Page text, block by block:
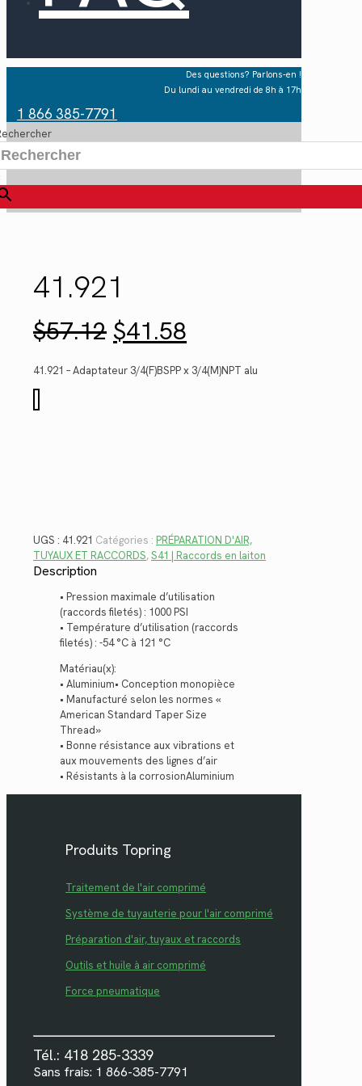
Des questions? Parlons-en !
Du lundi au vendredi de 8h à 17h
1 866 385-7791
41.921
$57.12 Le
prix
initial
était :
$41.58prix
actuel
est :
41.921 – Adaptateur 3/4(F)BSPP x 3/4(M)NPT alu
de
UGS : 41.921 Catégories : PRÉPARATION D'AIR,
TUYAUX ET RACCORDS,S41 | Raccords en laiton
Description
• Pression maximale d’utilisation
(raccords filetés) : 1000 PSI
• Température d’utilisation (raccords
filetés) : -54 °C à 121 °C
Matériau(x):
• Aluminium• Conception monopièce
• Manufacturé selon les normes «
American Standard Taper Size
Thread»
• Bonne résistance aux vibrations et
aux mouvements des lignes d’air
• Résistants à la corrosionAluminium
Produits Topring
Traitement de l'air comprimé
Système de tuyauterie pour l'air comprimé
Préparation d'air, tuyaux et raccords
Outils et huile à air comprimé
Force pneumatique
Tél.: 418 285-3339
Sans frais: 1 866-385-7791